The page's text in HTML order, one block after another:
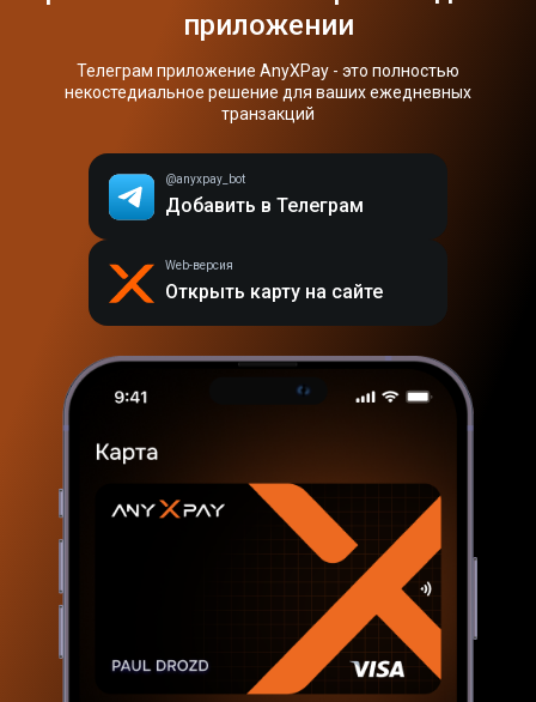
приложении
Телеграм приложение AnyXPay - это полностью
некостедиальное решение для ваших ежедневных
транзакций
@anyxpay_bot
Добавить в Телеграм
Web-версия
Открыть карту на сайте